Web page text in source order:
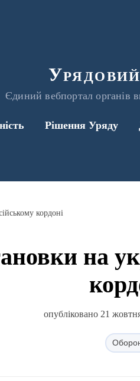
Єдиний вебпортал органів
Рішення Уряду
кордоні
на
опубліковано 21